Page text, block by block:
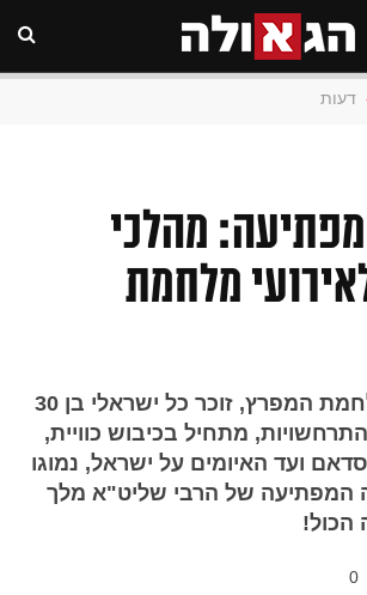
דעות
מהלכי
מלחמת
את מאורעות מלחמת המפרץ, זוכר כל ישראלי בן 30
מתחיל בכיבוש כוויית,
סדאם ועד האיומים על ישראל, נמוגו
המפתיעה של הרבי שליט"א מלך
הכול!
0